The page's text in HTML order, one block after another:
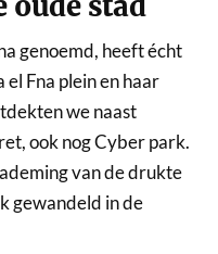
genoemd, heeft écht
Fna plein en haar
we naast
ook nog Cyber park.
van de drukte
gewandeld in de